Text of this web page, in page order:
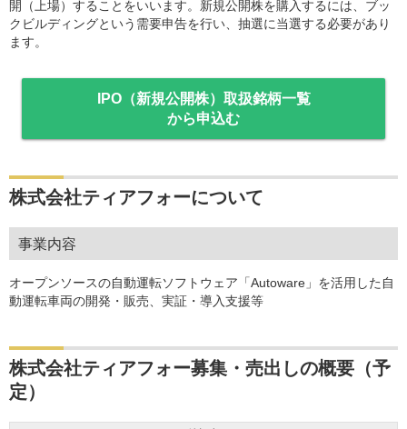
開（上場）することをいいます。新規公開株を購入するには、ブッ
クビルディングという需要申告を行い、抽選に当選する必要があり
ます。
IPO（新規公開株）取扱銘柄一覧
から申込む
株式会社ティアフォーについて
事業内容
オープンソースの自動運転ソフトウェア「Autoware」を活用した自
動運転車両の開発・販売、実証・導入支援等
株式会社ティアフォー募集・売出しの概要（予
定）